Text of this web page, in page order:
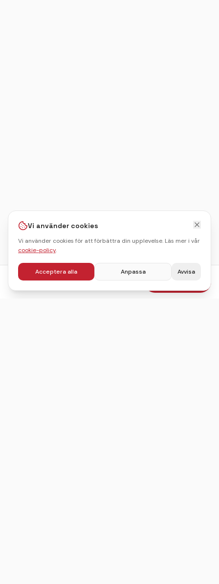
fr.495kr/pers Boka julbord
Vi använder cookies
Vi använder cookies för att förbättra din upplevelse. Läs mer i vår
cookie-policy.
Acceptera alla Anpassa Avvisa